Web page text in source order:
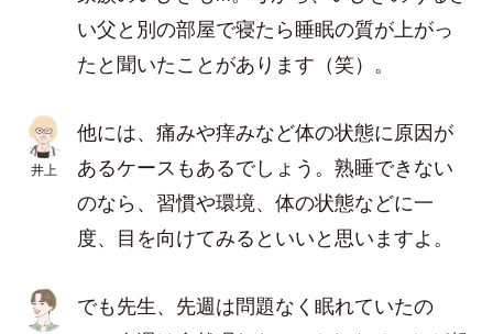
い父と別の部屋で寝たら睡眠の質が上がっ
たと聞いたことがあります（笑）。
井上
他には、痛みや痒みなど体の状態に原因が
あるケースもあるでしょう。熟睡できない
のなら、習慣や環境、体の状態などに一
度、目を向けてみるといいと思いますよ。
でも先生、先週は問題なく眠れていたの